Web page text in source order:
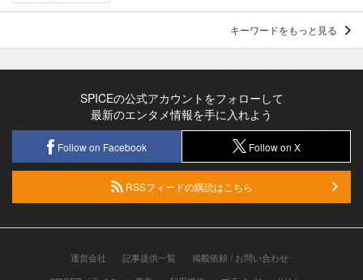
キーワードをもっと見る
SPICEの公式アカウントをフォローして
最新のエンタメ情報を手に入れよう
Follow on Facebook Follow on X
RSSフィードの購読はこちら
運営会社 記事提供一覧
掲載依頼 / お問い合わせ